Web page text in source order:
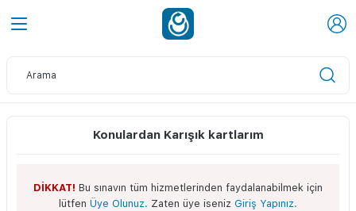
Konulardan Karışık kartlarım
DİKKAT! Bu sınavın tüm hizmetlerinden faydalanabilmek için
lütfen Üye Olunuz. Zaten üye iseniz Giriş Yapınız.